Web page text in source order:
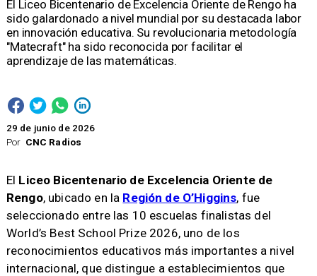
Por CNC Radios
29 de junio de 2026
El Liceo Bicentenario de Excelencia Oriente de Rengo ha
sido galardonado a nivel mundial por su destacada labor
en innovación educativa. Su revolucionaria metodología
"Matecraft" ha sido reconocida por facilitar el
aprendizaje de las matemáticas.
El Liceo Bicentenario de Excelencia Oriente de
Rengo, ubicado en la Región de O’Higgins, fue
seleccionado entre las 10 escuelas finalistas del
World’s Best School Prize 2026, uno de los
reconocimientos educativos más importantes a nivel
internacional, que distingue a establecimientos que